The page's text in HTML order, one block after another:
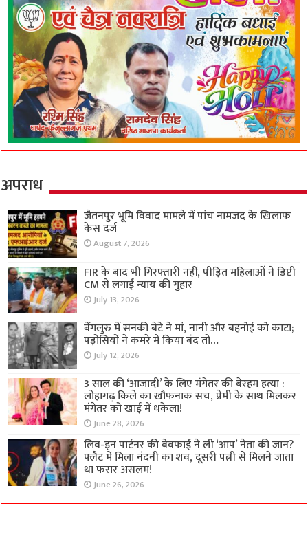
अपराध
जैतनपुर भूमि विवाद मामले में पांच नामजद के खिलाफ
केस दर्ज
August 7, 2026
FIR के बाद भी गिरफ्तारी नहीं, पीड़ित महिलाओं ने डिप्टी
CM से लगाई न्याय की गुहार
July 13, 2026
बेंगलुरु में सनकी बेटे ने मां, नानी और बहनोई को काटा;
पड़ोसियों ने कमरे में किया बंद तो…
July 12, 2026
3 साल की ‘आजादी’ के लिए मंगेतर की बेरहम हत्या :
लोहागढ़ किले का खौफनाक सच, प्रेमी के साथ मिलकर
मंगेतर को खाई में धकेला!
June 28, 2026
लिव-इन पार्टनर की बेवफाई ने ली ‘आप’ नेता की जान?
फ्लैट में मिला नंदनी का शव, दूसरी पत्नी से मिलने जाता
था फरार असलम!
June 26, 2026